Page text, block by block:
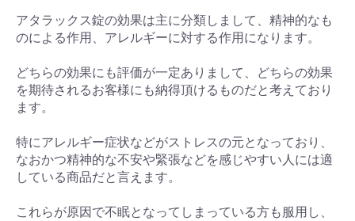
アタラックス錠の効果は主に分類しまして、精神的なも
のによる作用、アレルギーに対する作用になります。
どちらの効果にも評価が一定ありまして、どちらの効果
を期待されるお客様にも納得頂けるものだと考えており
ます。
特にアレルギー症状などがストレスの元となっており、
なおかつ精神的な不安や緊張などを感じやすい人には適
している商品だと言えます。
これらが原因で不眠となってしまっている方も服用し、